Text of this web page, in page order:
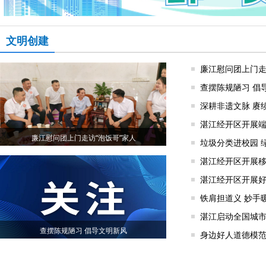
文明创建
廉江慰问团上门走访“泡饭哥”家人
查摆陈规陋习 倡导文明新风
廉江慰问团上门
查摆陈规陋习 倡
深耕非遗文脉 赓续海
湛江经开区开展
垃圾分类进校园
湛江经开区开展
湛江经开区开展
铁肩担道义 妙手
湛江启动全国城
身边好人道德模